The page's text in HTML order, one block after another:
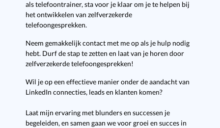
als telefoontrainer, sta voor je klaar om je te helpen bij
het ontwikkelen van zelfverzekerde
telefoongesprekken.
Neem gemakkelijk contact met me op als je hulp nodig
hebt. Durf de stap te zetten en laat van je horen door
zelfverzekerde telefoongesprekken!
Wil je op een effectieve manier onder de aandacht van
LinkedIn connecties, leads en klanten komen?
Laat mijn ervaring met blunders en successen je
begeleiden, en samen gaan we voor groei en succes in